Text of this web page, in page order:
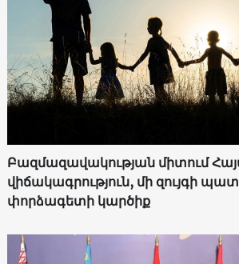
Բազմազավակության միտում
վիճակագրություն, մի զույգի
փորձագետի կարծիք